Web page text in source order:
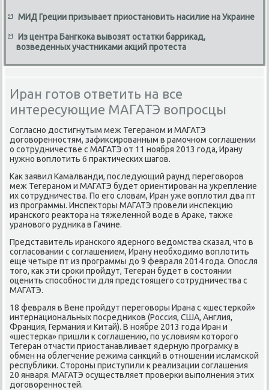
МИД Греции призывает приостановить насилие на Украине
Из центра Бангкока вывозят остатки баррикад,
возведенных участниками акций протеста
Иран готов ответить на все
интересующие МАГАТЭ вопросцы
Согласно достигнутым меж Тегераном и МАГАТЭ
договоренностям, зафиксированным в рамочном соглашении
о сотрудничестве с МАГАТЭ от 11 ноября 2013 года, Ирану
нужно воплотить 6 практических шагов.
Как заявил Камалванди, последующий раунд переговоров
меж Тегераном и МАГАТЭ будет ориентирован на укрепление
их сотрудничества. По его словам, Иран уже воплотил два пт
из программы. Инспекторы МАГАТЭ провели инспекцию
иранского реактора на тяжеленной воде в Араке, также
уранового рудника в Гачине.
Представитель иранского ядерного ведомства сказал, что в
согласовании с соглашением, Ирану необходимо воплотить
еще четыре пт из программы до 9 февраля 2014 года. Опосля
того, как эти сроки пройдут, Тегеран будет в состоянии
оценить способности для предстоящего сотрудничества с
МАГАТЭ.
18 февраля в Вене пройдут переговоры Ирана с «шестеркой»
интернациональных посредников (Россия, США, Англия,
Франция, Германия и Китай). В ноябре 2013 года Иран и
«шестерка» пришли к соглашению, по условиям которого
Тегеран отчасти приостанавливает ядерную програмку в
обмен на облегчение режима санкций в отношении исламской
республики. Стороны приступили к реализации соглашения
20 января. МАГАТЭ осуществляет проверки выполнения этих
договоренностей.